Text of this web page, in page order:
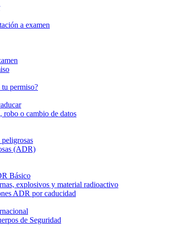
a examen
tu permiso?
o cambio de datos
(ADR)
Básico
explosivos y material radioactivo
ADR por caducidad
de Seguridad